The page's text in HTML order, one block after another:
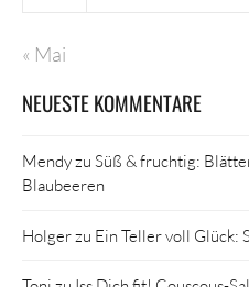
« Mai
NEUESTE KOMMENTARE
Mendyzu Süß & fruchtig:
Blaubeeren
Holgerzu Ein Teller voll Glück: